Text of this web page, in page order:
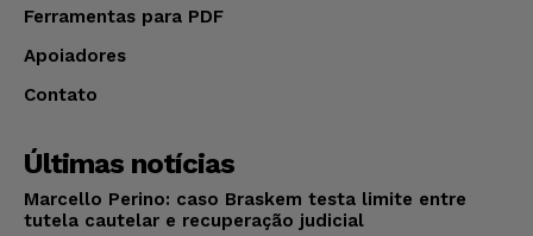
Ferramentas para PDF
Apoiadores
Contato
Últimas notícias
Marcello Perino: caso Braskem testa limite entre
tutela cautelar e recuperação judicial